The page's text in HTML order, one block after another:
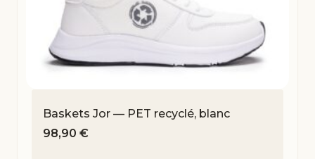
Baskets Jor — PET recyclé, blanc
98,90 €